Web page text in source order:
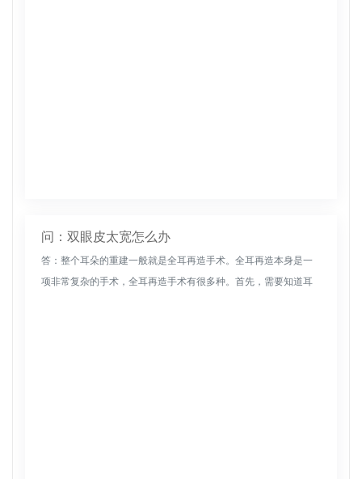
问：双眼皮太宽怎么办
答：整个耳朵的重建一般就是全耳再造手术。全耳再造本身是一
项非常复杂的手术，全耳再造手术有很多种。首先，需要知道耳